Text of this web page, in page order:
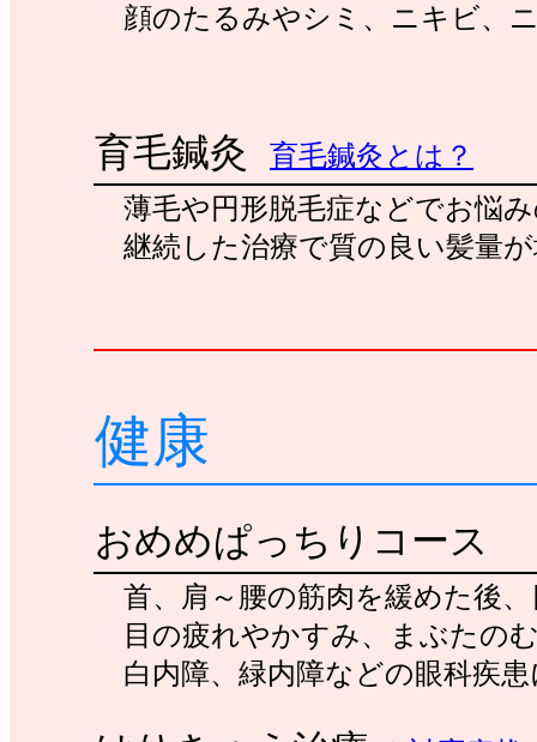
顔のたるみやシミ、ニキビ、
育毛鍼灸
育毛鍼灸とは？
薄毛や円形脱毛症などでお悩
継続した治療で質の良い髪量
健康
おめめぱっちりコース
首、肩～腰の筋肉を緩めた後
目の疲れやかすみ、まぶたの
白内障、緑内障などの眼科疾